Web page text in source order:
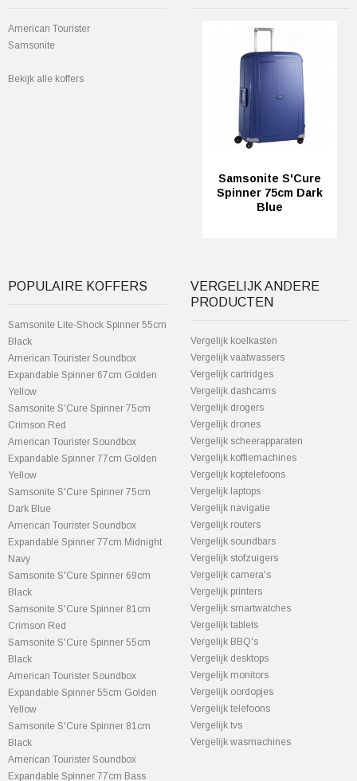
American Tourister
Samsonite
Bekijk alle koffers
Samsonite S'Cure
Spinner 75cm Dark
Blue
POPULAIRE KOFFERS
Samsonite Lite-Shock Spinner 55cm
Black
American Tourister Soundbox
Expandable Spinner 67cm Golden
Yellow
Samsonite S'Cure Spinner 75cm
Crimson Red
American Tourister Soundbox
Expandable Spinner 77cm Golden
Yellow
Samsonite S'Cure Spinner 75cm
Dark Blue
American Tourister Soundbox
Expandable Spinner 77cm Midnight
Navy
Samsonite S'Cure Spinner 69cm
Black
Samsonite S'Cure Spinner 81cm
Crimson Red
Samsonite S'Cure Spinner 55cm
Black
American Tourister Soundbox
Expandable Spinner 55cm Golden
Yellow
Samsonite S'Cure Spinner 81cm
Black
American Tourister Soundbox
Expandable Spinner 77cm Bass
VERGELIJK ANDERE
PRODUCTEN
Vergelijk koelkasten
Vergelijk vaatwassers
Vergelijk cartridges
Vergelijk dashcams
Vergelijk drogers
Vergelijk drones
Vergelijk scheerapparaten
Vergelijk koffiemachines
Vergelijk koptelefoons
Vergelijk laptops
Vergelijk navigatie
Vergelijk routers
Vergelijk soundbars
Vergelijk stofzuigers
Vergelijk camera's
Vergelijk printers
Vergelijk smartwatches
Vergelijk tablets
Vergelijk BBQ's
Vergelijk desktops
Vergelijk monitors
Vergelijk oordopjes
Vergelijk telefoons
Vergelijk tvs
Vergelijk wasmachines